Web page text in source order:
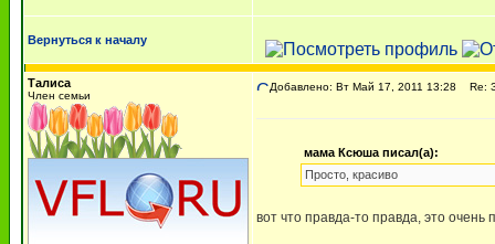
Вернуться к началу
Талиса
Член семьи
Добавлено: Вт Май 17, 2011 13:28 Re:
мама Ксюша писал(а):
Просто, красиво
вот что правда-то правда, это очень